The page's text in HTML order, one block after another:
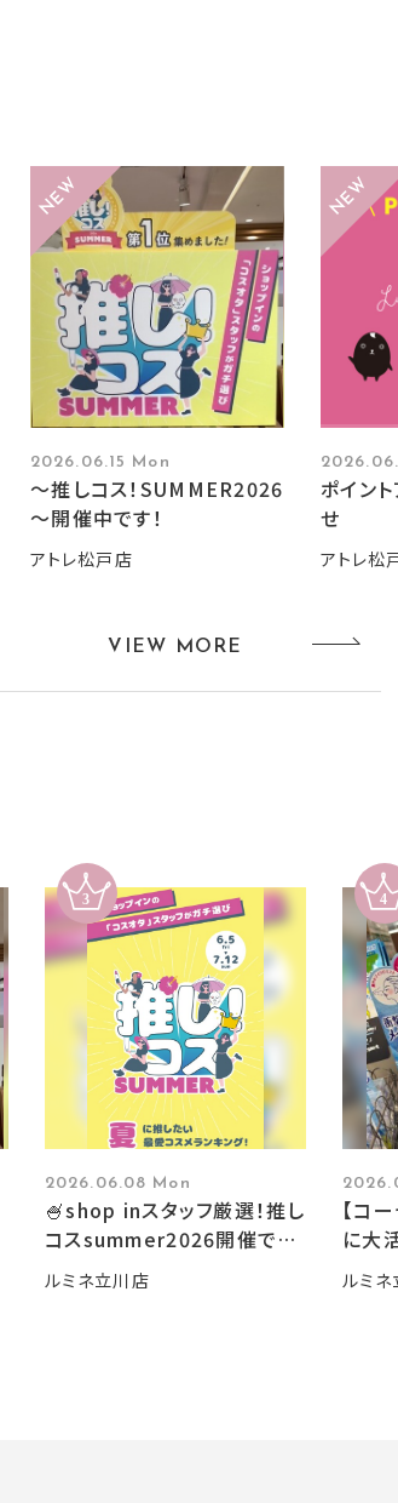
2026.06.15 Mon
～推しコス！SUMMER2026
～開催中です！
アトレ松戸店
ポイン
せ
アトレ松
VIEW MORE
2026.06.08 Mon
🍧shop inスタッフ厳選！推し
コスsummer2026開催です
🍧
ルミネ立川店
【コ
に大
ルミ